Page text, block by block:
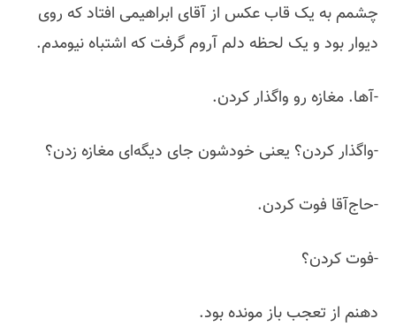
چشمم به یک قاب عکس از آقای ابراهیمی افتاد که روی
دیوار بود و یک لحظه دلم آروم گرفت که اشتباه نیومدم.
-آها. مغازه رو واگذار کردن.
-واگذار کردن؟ یعنی خودشون جای دیگه‌ای مغازه زدن؟
-حاج‌آقا فوت کردن.
-فوت کردن؟
دهنم از تعجب باز مونده بود.